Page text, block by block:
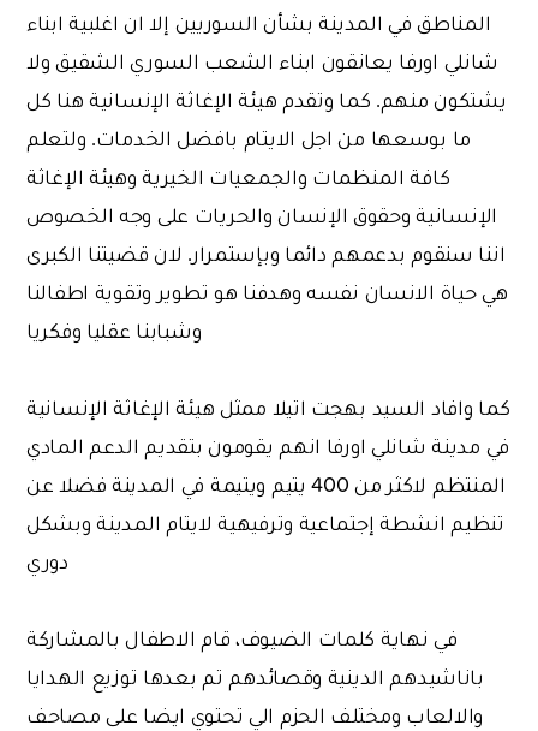
المناطق في المدينة بشأن السوريين إلا ان اغلبية ابناء
شانلي اورفا يعانقون ابناء الشعب السوري الشقيق ولا
يشتكون منهم. كما وتقدم هيئة الإغاثة الإنسانية هنا كل
ما بوسعها من اجل الايتام بافضل الخدمات. ولتعلم
كافة المنظمات والجمعيات الخيرية وهيئة الإغاثة
الإنسانية وحقوق الإنسان والحريات على وجه الخصوص
اننا سنقوم بدعمهم دائما وبإستمرار. لان قضيتنا الكبرى
هي حياة الانسان نفسه وهدفنا هو تطوير وتقوية اطفالنا
وشبابنا عقليا وفكريا
كما وافاد السيد بهجت اتيلا ممثل هيئة الإغاثة الإنسانية
في مدينة شانلي اورفا انهم يقومون بتقديم الدعم المادي
المنتظم لاكثر من 400 يتيم ويتيمة في المدينة فضلا عن
تنظيم انشطة إجتماعية وترفيهية لايتام المدينة وبشكل
دوري
في نهاية كلمات الضيوف، قام الاطفال بالمشاركة
باناشيدهم الدينية وقصائدهم تم بعدها توزيع الهدايا
والالعاب ومختلف الحزم الي تحتوي ايضا على مصاحف